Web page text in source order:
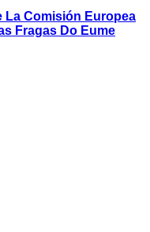
La Comisión Europea
Fragas Do Eume